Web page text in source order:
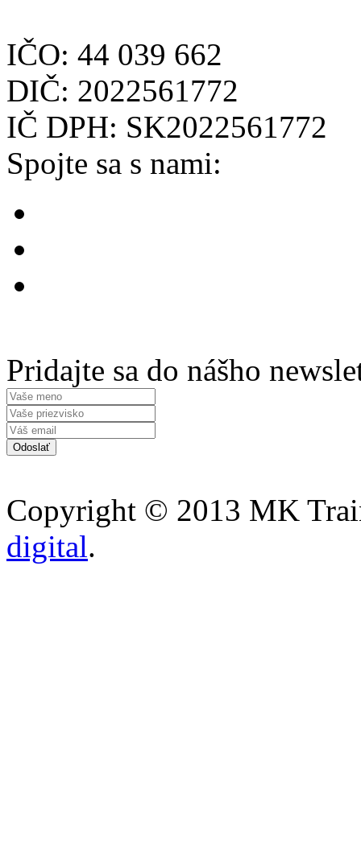
IČO: 44 039 662
DIČ: 2022561772
IČ DPH: SK2022561772
Spojte sa s nami:
Pridajte sa do nášho
Copyright © 2013 MK
digital.